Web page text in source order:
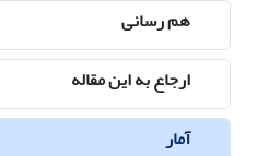
هم رسانی
ارجاع به این مقاله
آمار